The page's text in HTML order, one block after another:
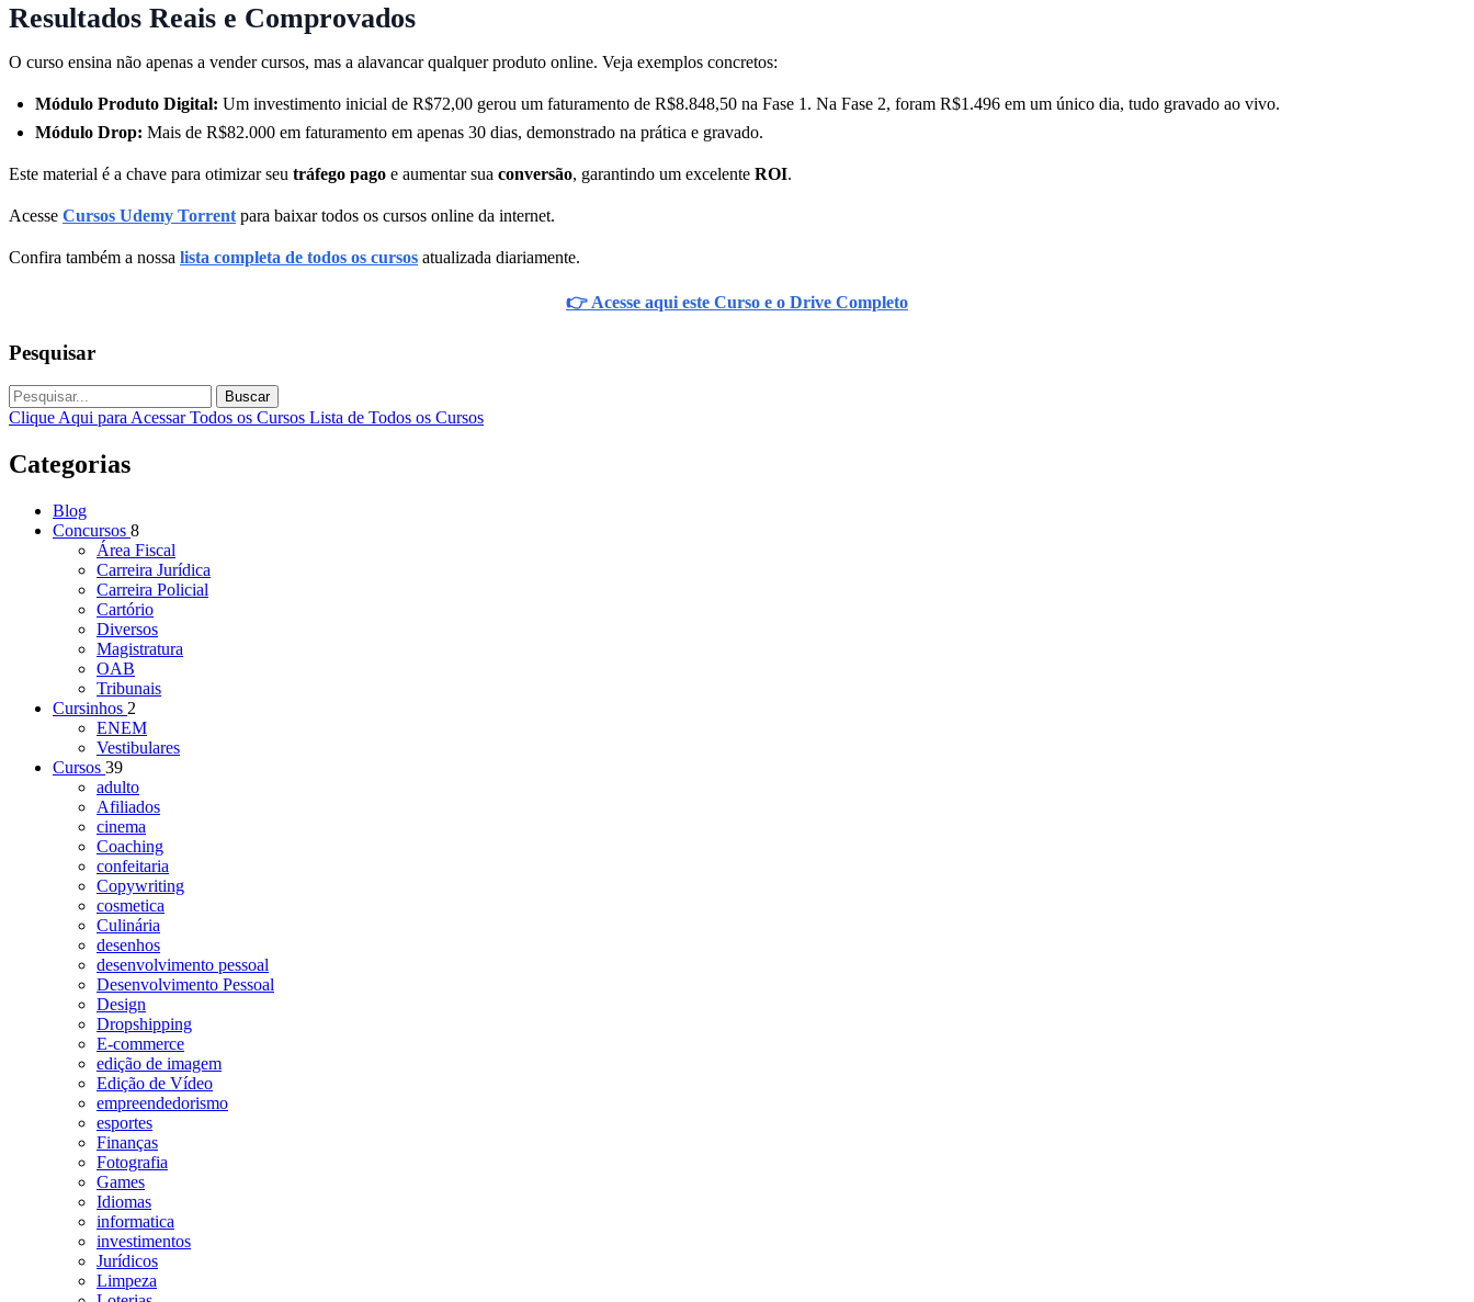
Resultados Reais e Comprovados
O curso ensina não apenas a vender cursos, mas a alavancar qualquer produto online. Veja exemplos concretos:
Módulo Produto Digital: Um investimento inicial de R$72,00 gerou um faturamento de R$8.848,50 na Fase 1. Na Fase 2, foram R$1.496 em um único dia, tudo gravado ao vivo.
Módulo Drop: Mais de R$82.000 em faturamento em apenas 30 dias, demonstrado na prática e gravado.
Este material é a chave para otimizar seu tráfego pago e aumentar sua conversão, garantindo um excelente ROI.
Acesse Cursos Udemy Torrent para baixar todos os cursos online da internet.
Confira também a nossa lista completa de todos os cursos atualizada diariamente.
👉 Acesse aqui este Curso e o Drive Completo
Pesquisar
Buscar
Clique Aqui para Acessar Todos os Cursos Lista de Todos os Cursos
Categorias
Blog
Concursos 8
Área Fiscal
Carreira Jurídica
Carreira Policial
Cartório
Diversos
Magistratura
OAB
Tribunais
Cursinhos 2
ENEM
Vestibulares
Cursos 39
adulto
Afiliados
cinema
Coaching
confeitaria
Copywriting
cosmetica
Culinária
desenhos
desenvolvimento pessoal
Desenvolvimento Pessoal
Design
Dropshipping
E-commerce
edição de imagem
Edição de Vídeo
empreendedorismo
esportes
Finanças
Fotografia
Games
Idiomas
informatica
investimentos
Jurídicos
Limpeza